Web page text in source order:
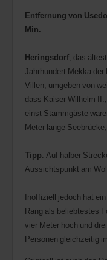
Entfernung von
Min.
Heringsdorf, das
Jahrhundert Mekka
Villen, umgeben von
dass Kaiser Wilhelm
einst Stammgäste
Meter lange
Tipp: Auf halber
Aussichtspunkt am
Inoffiziell jedoch hat
Rang als beliebtestes
vier Meter hoch und
Personen gleichzeitig